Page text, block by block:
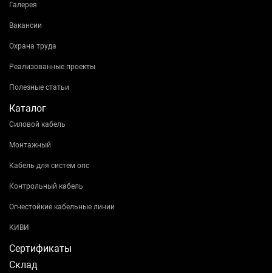
Галерея
Вакансии
Охрана труда
Реализованные проекты
Полезные статьи
Каталог
Силовой кабель
Монтажный
Кабель для систем опс
Контрольный кабель
Огнестойкие кабельные линии
КИВИ
Сертификаты
Склад